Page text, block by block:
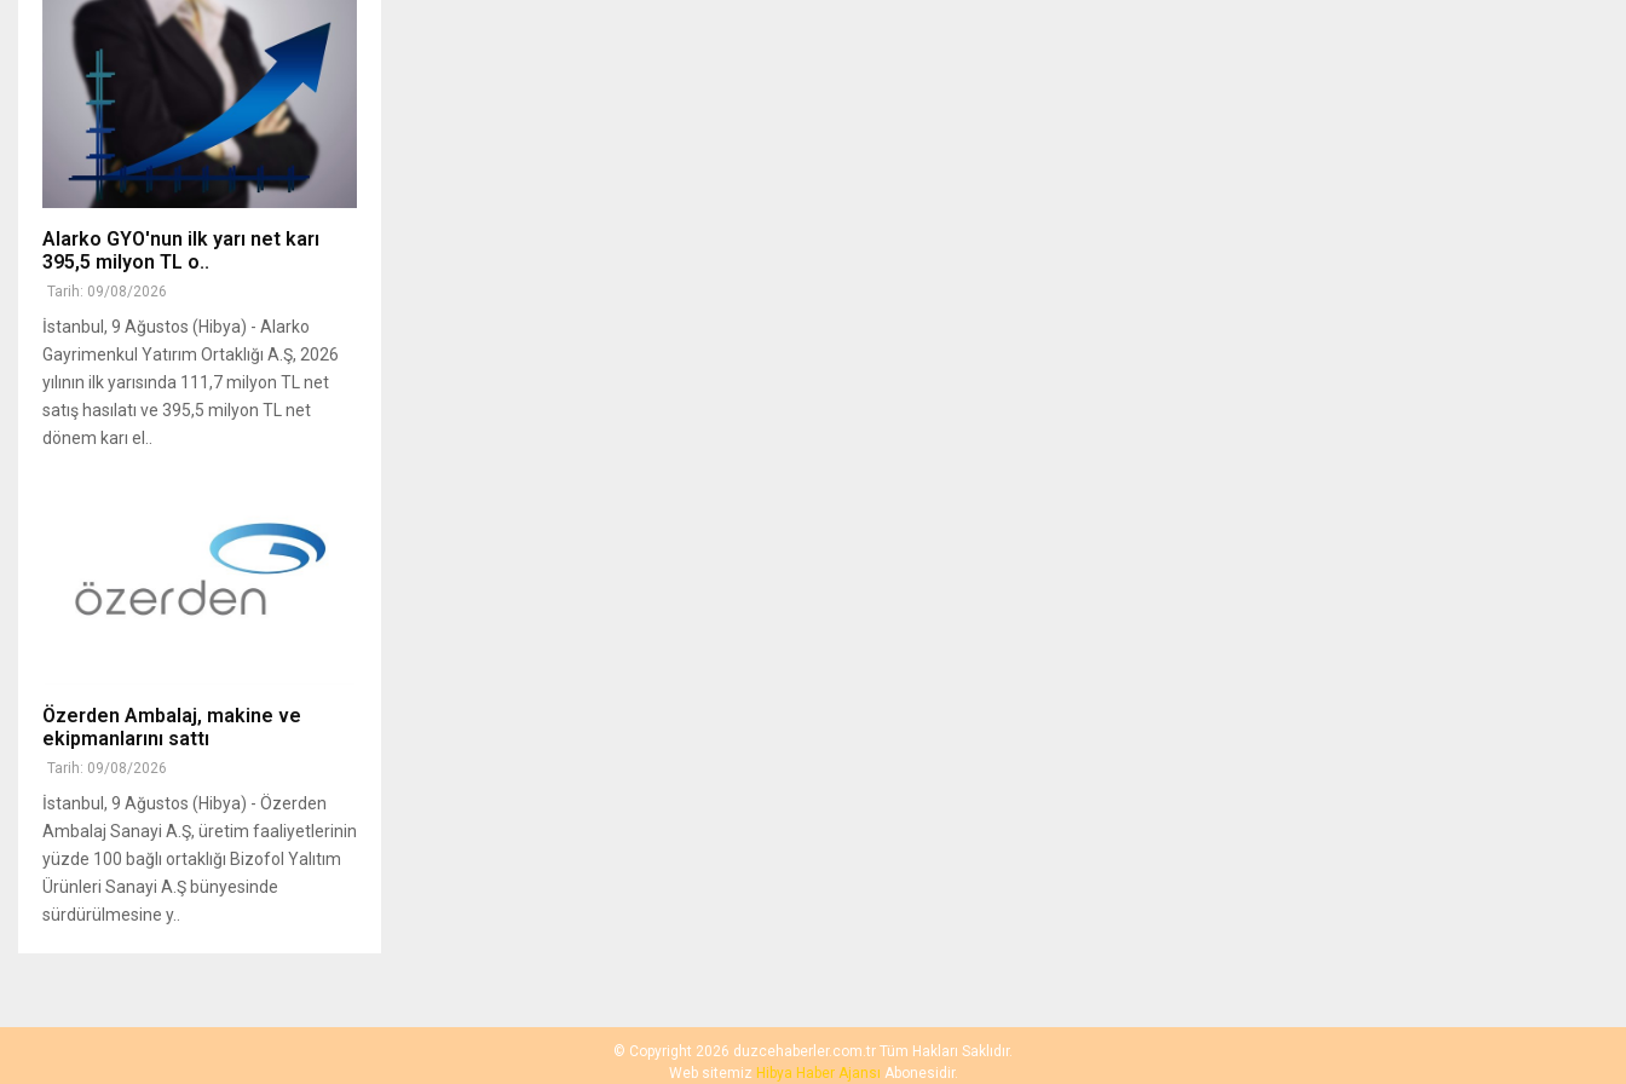
Alarko GYO'nun ilk yarı net karı
395,5 milyon TL o..
Tarih: 09/08/2026
İstanbul, 9 Ağustos (Hibya) - Alarko
Gayrimenkul Yatırım Ortaklığı A.Ş, 2026
yılının ilk yarısında 111,7 milyon TL net
satış hasılatı ve 395,5 milyon TL net
dönem karı el..
Özerden Ambalaj, makine ve
ekipmanlarını sattı
Tarih: 09/08/2026
İstanbul, 9 Ağustos (Hibya) - Özerden
Ambalaj Sanayi A.Ş, üretim faaliyetlerinin
yüzde 100 bağlı ortaklığı Bizofol Yalıtım
Ürünleri Sanayi A.Ş bünyesinde
sürdürülmesine y..
© Copyright 2026 duzcehaberler.com.tr Tüm Hakları Saklıdır.
Web sitemiz Hibya Haber Ajansı Abonesidir.